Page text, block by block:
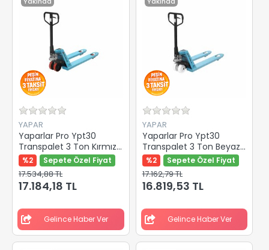
YAPAR
Yaparlar Pro Ypt30
Transpalet 3 Ton Kırmızı
Pu Teker Y-82900
%2 Sepete Özel Fiyat
17.534,88 TL
17.184,18 TL
Gelince Haber Ver
YAPAR
Yaparlar Pro Ypt30
Transpalet 3 Ton Beyaz
Kemik Teker Y-82901
%2 Sepete Özel Fiyat
17.162,79 TL
16.819,53 TL
Gelince Haber Ver